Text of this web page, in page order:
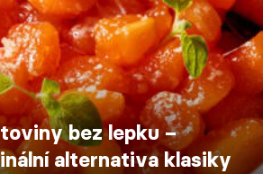
bez lepku –
alternativa klasiky